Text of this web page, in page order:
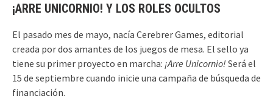
¡ARRE UNICORNIO! Y LOS ROLES OCULTOS
El pasado mes de mayo, nacía Cerebrer Games, editorial
creada por dos amantes de los juegos de mesa. El sello ya
tiene su primer proyecto en marcha: ¡Arre Unicornio! Será el
15 de septiembre cuando inicie una campaña de búsqueda de
financiación.